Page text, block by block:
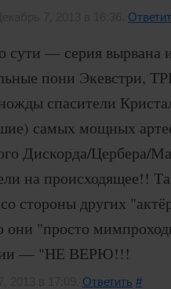
сути — серия
пони Экевстри,
спасители
самых мощных
Дискорда/
на происходящее!!
стороны других
они "просто
— "НЕ ВЕРЮ!!!
Ответить #